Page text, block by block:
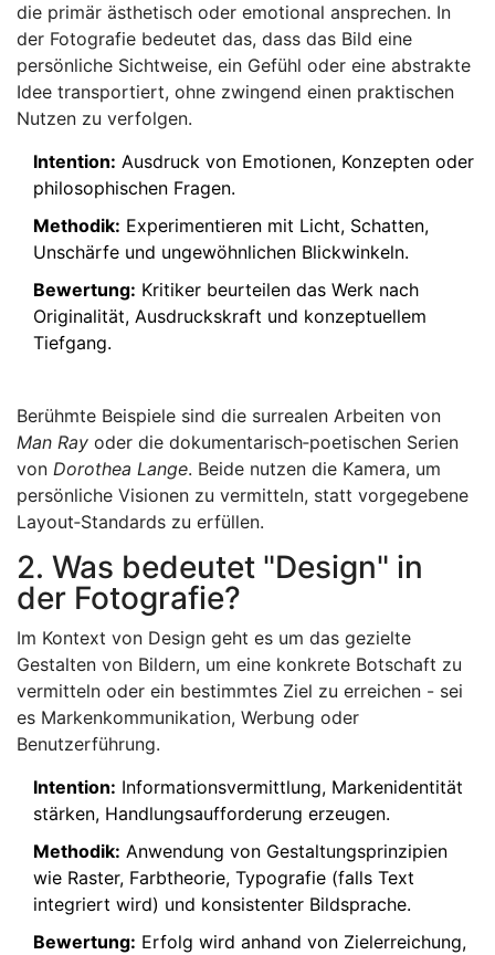
die primär ästhetisch oder emotional ansprechen. In
der Fotografie bedeutet das, dass das Bild eine
persönliche Sichtweise, ein Gefühl oder eine abstrakte
Idee transportiert, ohne zwingend einen praktischen
Nutzen zu verfolgen.
Intention: Ausdruck von Emotionen, Konzepten oder
philosophischen Fragen.
Methodik: Experimentieren mit Licht, Schatten,
Unschärfe und ungewöhnlichen Blickwinkeln.
Bewertung: Kritiker beurteilen das Werk nach
Originalität, Ausdruckskraft und konzeptuellem
Tiefgang.
Berühmte Beispiele sind die surrealen Arbeiten von
Man Ray oder die dokumentarisch‑poetischen Serien
von Dorothea Lange. Beide nutzen die Kamera, um
persönliche Visionen zu vermitteln, statt vorgegebene
Layout‑Standards zu erfüllen.
2. Was bedeutet "Design" in
der Fotografie?
Im Kontext von Design geht es um das gezielte
Gestalten von Bildern, um eine konkrete Botschaft zu
vermitteln oder ein bestimmtes Ziel zu erreichen - sei
es Markenkommunikation, Werbung oder
Benutzerführung.
Intention: Informationsvermittlung, Markenidentität
stärken, Handlungsaufforderung erzeugen.
Methodik: Anwendung von Gestaltungsprinzipien
wie Raster, Farbtheorie, Typografie (falls Text
integriert wird) und konsistenter Bildsprache.
Bewertung: Erfolg wird anhand von Zielerreichung,